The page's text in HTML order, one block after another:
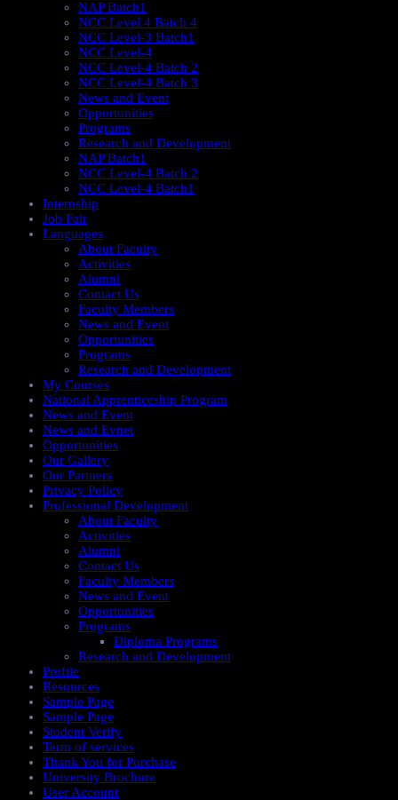
NAP Batch1
NCC Level 4 Batch 4
NCC Level-3 Batch1
NCC Level-4
NCC Level-4 Batch 2
NCC Level-4 Batch 3
News and Event
Opportunities
Programs
Research and Development
NAP Batch1
NCC Level-4 Batch 2
NCC Level-4 Batch1​
Internship
Job Fair
Languages
About Faculty
Activities
Alumni
Contact Us
Faculty Members
News and Event
Opportunities
Programs
Research and Development
My Courses
National Apprenticeship Program
News and Event
News and Evnet
Opportunities
Our Gallery
Our Partners
Privacy Policy
Professional Development
About Faculty
Activities
Alumni
Contact Us
Faculty Members
News and Event
Opportunities
Programs
Diploma Programs
Research and Development
Profile
Resources
Sample Page
Sample Page
Student Verify
Term of services
Thank You for Purchase
University Brochure
User Account